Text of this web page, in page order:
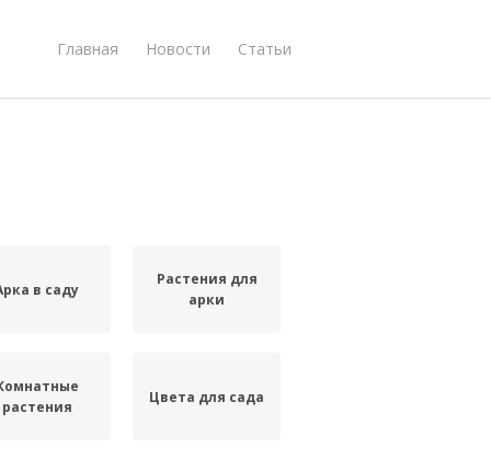
Главная Новости Статьи
в саду
Растения для
арки
растения
Цвета для сада